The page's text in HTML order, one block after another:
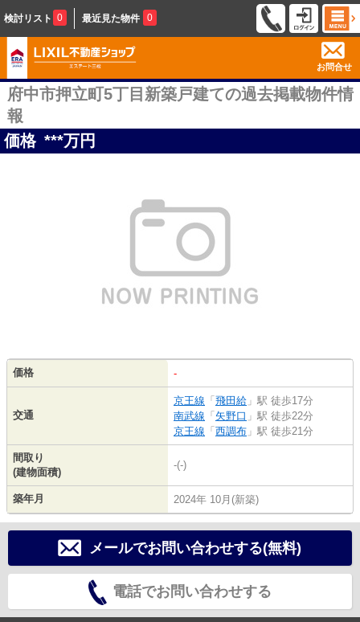
検討リスト 0 最近見た物件 0
お問合せ
府中市押立町5丁目新築戸建ての過去掲載物件情
報
価格 ***万円
価格 -
交通
京王線 「 飛田給 」駅 徒歩17分
南武線 「 矢野口 」駅 徒歩22分
京王線 「 西調布 」駅 徒歩21分
間取り
(建物面積)
-(-)
築年月 2024年 10月(新築)
メールでお問い合わせする(無料)
電話でお問い合わせする